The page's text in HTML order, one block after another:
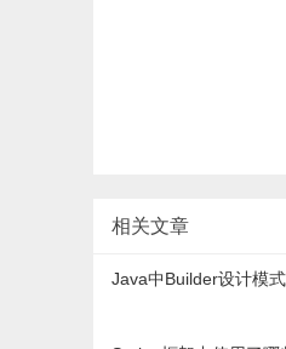
相关文章
Java中Builder设计模